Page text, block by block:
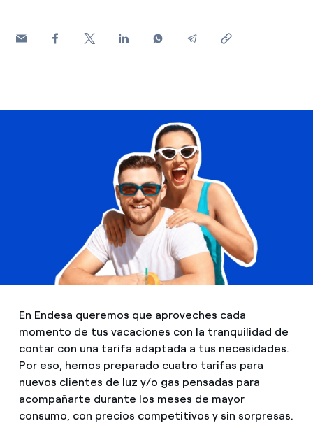
Cita previa Endesa: cómo pedir, cambiar o anular tu cita
¿Gestionas varias comunidades de propietarios?
En Endesa queremos que aproveches cada
momento de tus vacaciones con la tranquilidad de
contar con una tarifa adaptada a tus necesidades.
Por eso, hemos preparado cuatro tarifas para
nuevos clientes de luz y/o gas pensadas para
acompañarte durante los meses de mayor
consumo, con precios competitivos y sin sorpresas.